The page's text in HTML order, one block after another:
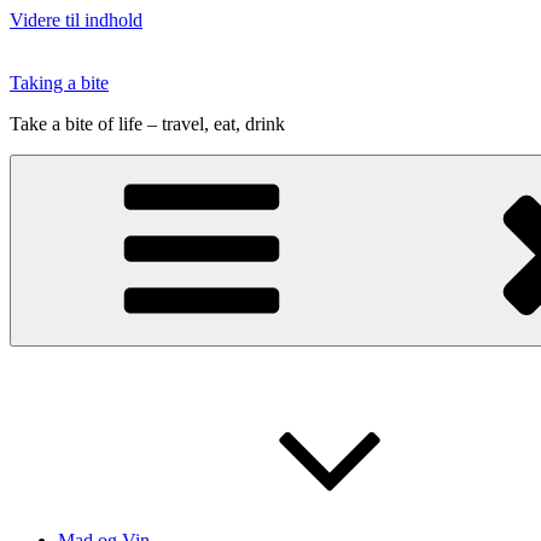
Videre til indhold
Taking a bite
Take a bite of life – travel, eat, drink